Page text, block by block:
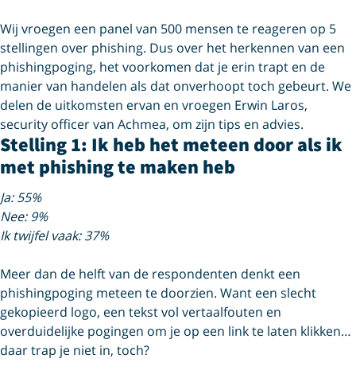
Wij vroegen een panel van 500 mensen te reageren op 5
stellingen over phishing. Dus over het herkennen van een
phishingpoging, het voorkomen dat je erin trapt en de
manier van handelen als dat onverhoopt toch gebeurt. We
delen de uitkomsten ervan en vroegen Erwin Laros,
security officer van Achmea, om zijn tips en advies.
Stelling 1: Ik heb het meteen door als ik
met phishing te maken heb
Ja: 55%
Nee: 9%
Ik twijfel vaak: 37%
Meer dan de helft van de respondenten denkt een
phishingpoging meteen te doorzien. Want een slecht
gekopieerd logo, een tekst vol vertaalfouten en
overduidelijke pogingen om je op een link te laten klikken…
daar trap je niet in, toch?